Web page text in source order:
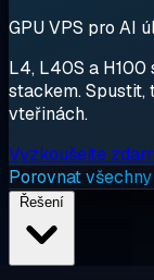
GPU VPS pro AI
L4, L40S a H100
stackem. Spustit,
vteřinách.
Vyzkoušejte
Porovnat